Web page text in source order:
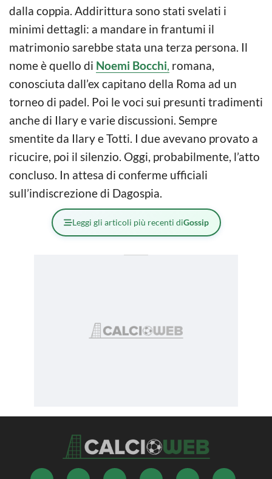
dalla coppia. Addirittura sono stati svelati i
minimi dettagli: a mandare in frantumi il
matrimonio sarebbe stata una terza persona. Il
nome è quello di Noemi Bocchi, romana,
conosciuta dall’ex capitano della Roma ad un
torneo di padel. Poi le voci sui presunti tradimenti
anche di Ilary e varie discussioni. Sempre
smentite da Ilary e Totti. I due avevano provato a
ricucire, poi il silenzio. Oggi, probabilmente, l’atto
concluso. In attesa di conferme ufficiali
sull’indiscrezione di Dagospia.
Leggi gli articoli più recenti diGossip